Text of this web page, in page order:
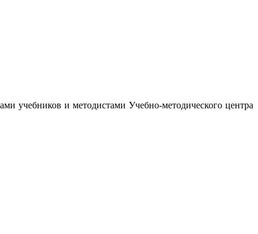
учебников и методистами Учебно-методического центра